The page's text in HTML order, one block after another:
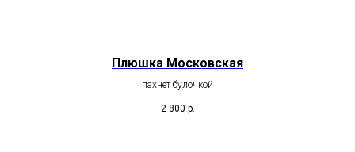
Плюшка Московская
пахнет булочкой
2 800 р.